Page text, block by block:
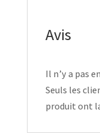
Avis
Il n’y a pas
Seuls les
produit ont